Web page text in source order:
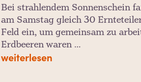
Bei strahlendem Sonnenschein
am Samstag gleich 30
Feld ein, um gemeinsam zu
Erdbeeren waren …
weiterlesen